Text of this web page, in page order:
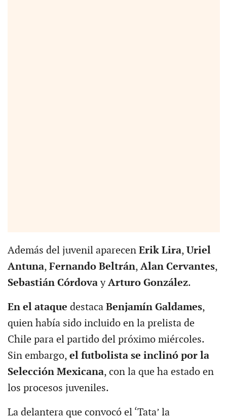
Además del juvenil aparecen Erik Lira, Uriel
Antuna, Fernando Beltrán, Alan Cervantes,
Sebastián CórdovayArturo González.
En el ataque destaca Benjamín Galdames,
quien había sido incluido en la prelista de
Chile para el partido del próximo miércoles.
Sin embargo, el futbolista se inclinó por la
Selección Mexicana, con la que ha estado en
los procesos juveniles.
La delantera que convocó el ‘Tata’ la